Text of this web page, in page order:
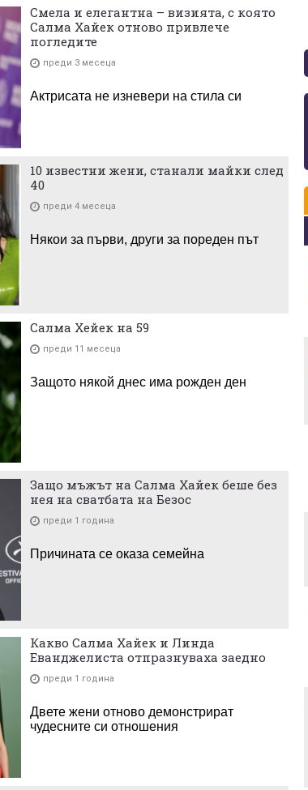
Смела и елегантна – визията, с която
Салма Хайек отново привлече
погледите
преди 3 месеца
Актрисата не изневери на стила си
10 известни жени, станали майки след
40
преди 4 месеца
Някои за първи, други за пореден път
Салма Хейек на 59
преди 11 месеца
Защото някой днес има рожден ден
Защо мъжът на Салма Хайек беше без
нея на сватбата на Безос
преди 1 година
Причината се оказа семейна
Какво Салма Хайек и Линда
Еванджелиста отпразнуваха заедно
преди 1 година
Двете жени отново демонстрират
чудесните си отношения